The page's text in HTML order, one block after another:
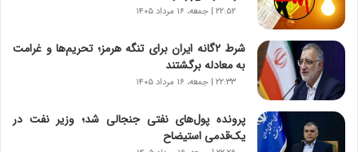
ج
د
ا
ر
۲۲:۵۲ | جمعه، ۱۶ مرداد ۱۴۰۵
شرط ۲گانه ایران برای تنگه هرمز؛ تحریم‌ها و غرامت
به معادله برگشتند
۲۲:۳۳ | جمعه، ۱۶ مرداد ۱۴۰۵
پرونده پول‌های نفتی جنجالی شد؛ وزیر نفت در
یک‌قدمی استیضاح